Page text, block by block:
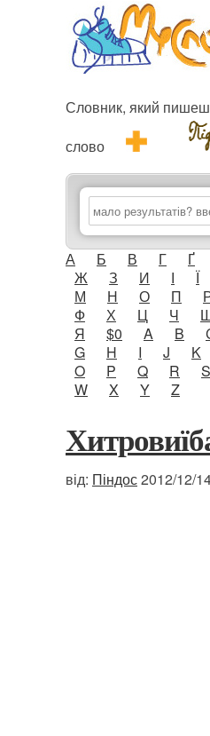
Словник, який
слово
А Б В Г Ґ
Ж
З И І Ї
М
Н О П
Ф
Х Ц Ч
Я
$0 A B
G
H I J K
O
P Q R S
W
X Y Z
від: Піндос2012/12/